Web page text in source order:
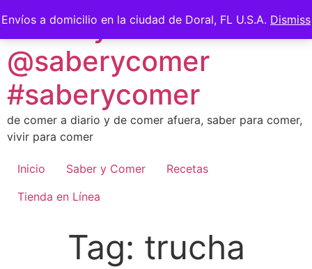
Envíos a domicilio en la ciudad de Doral, FL U.S.A. Dismiss
to
content
Saber y Comer -
@saberycomer
#saberycomer
de comer a diario y de comer afuera, saber para comer,
vivir para comer
Inicio Saber y Comer
Recetas
Tienda en Línea
Tag: trucha